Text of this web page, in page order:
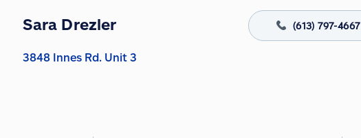
Sara Drezler (613) 797-4667
3848 Innes Rd. Unit 3